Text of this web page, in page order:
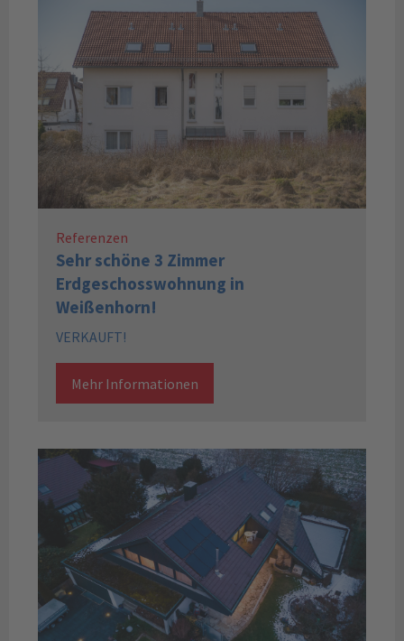
Referenzen
Sehr schöne 3 Zimmer
Erdgeschosswohnung in
Weißenhorn!
VERKAUFT!
Mehr Informationen